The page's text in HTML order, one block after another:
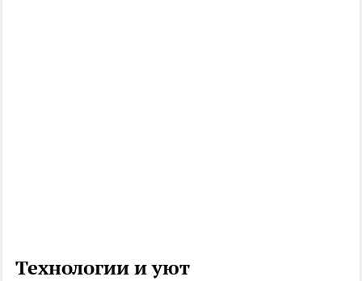
Технологии и уют